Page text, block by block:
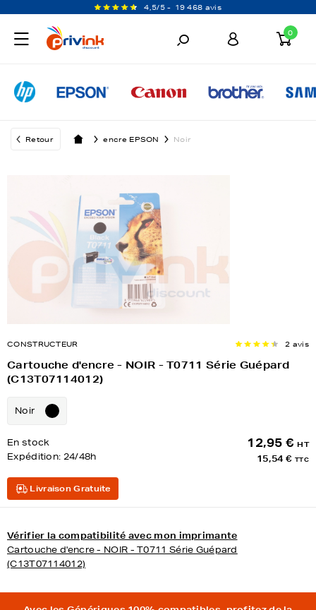
4,5/5 - 19 468 avis
0
Retour encre EPSON Noir
CONSTRUCTEUR 2 avis
Cartouche d'encre - NOIR - T0711 Série Guépard
(C13T07114012)
Noir
En stock
Expédition: 24/48h
12,95 € HT
15,54 € TTC
Livraison Gratuite
Vérifier la compatibilité avec mon imprimante
Cartouche d'encre - NOIR - T0711 Série Guépard
(C13T07114012)